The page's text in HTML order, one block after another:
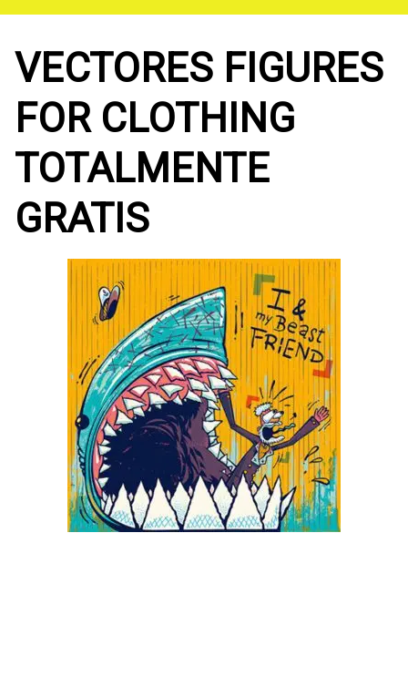
Saltar
contenido
VECTORES FIGURES
FOR CLOTHING
TOTALMENTE
GRATIS